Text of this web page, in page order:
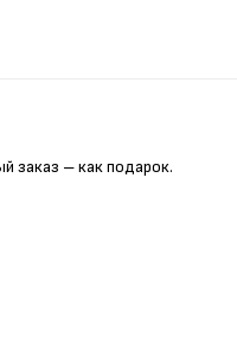
заказ – как подарок.